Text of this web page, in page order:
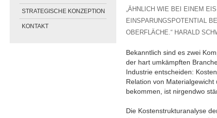
STRATEGISCHE KONZEPTION
KONTAKT
„ÄHNLICH WIE BEI EINEM
EINSPARUNGSPOTENTIAL
OBERFLÄCHE.“ HARALD
Bekanntlich sind es zwei
der hart umkämpften
Industrie entscheiden:
Relation von
bekommen, ist nirgendwo
Die Kostenstrukturanalyse